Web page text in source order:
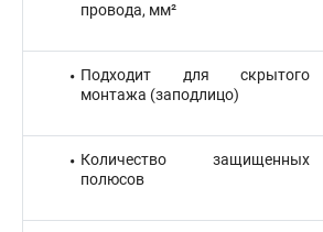
провода, мм²
Подходит для скрытого
монтажа (заподлицо)
Количество защищенных
полюсов